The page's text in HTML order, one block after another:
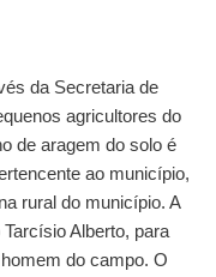
da Secretaria de
agricultores do
de aragem do solo é
ao município,
rural do município. A
Alberto, para
do campo. O